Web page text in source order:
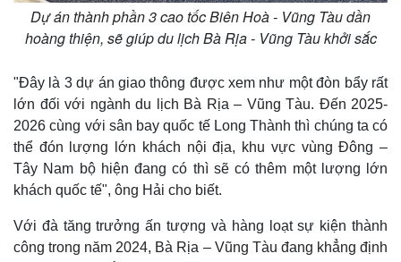
Thông tin doanh nghiệp
Doanh nghiệp 24h
Doanh nhân
Sành điệu
Trải nghiệm
Dự án thành phần 3 cao tốc Biên Hoà - Vũng Tàu dần
hoàng thiện, sẽ giúp du lịch Bà Rịa - Vũng Tàu khởi sắc
"Đây là 3 dự án giao thông được xem như một đòn bẩy rất
lớn đối với ngành du lịch Bà Rịa – Vũng Tàu. Đến 2025-
2026 cùng với sân bay quốc tế Long Thành thì chúng ta có
thể đón lượng lớn khách nội địa, khu vực vùng Đông –
Tây Nam bộ hiện đang có thì sẽ có thêm một lượng lớn
khách quốc tế", ông Hải cho biết.
Với đà tăng trưởng ấn tượng và hàng loạt sự kiện thành
công trong năm 2024, Bà Rịa – Vũng Tàu đang khẳng định